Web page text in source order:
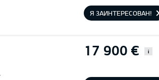
Я ЗАИНТЕРЕСОВАН!
17 900 € i